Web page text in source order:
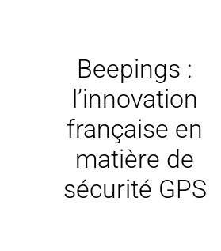
Beepings :
l’innovation
française en
matière de
sécurité GPS